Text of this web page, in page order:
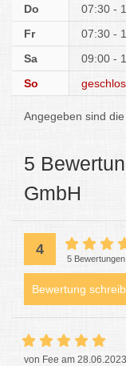
Do
07:30 -
Fr
07:30 -
Sa
09:00 -
So
Angegeben sind
5
GmbH
4
5 Bewertungen
Bewertung
von Fee am